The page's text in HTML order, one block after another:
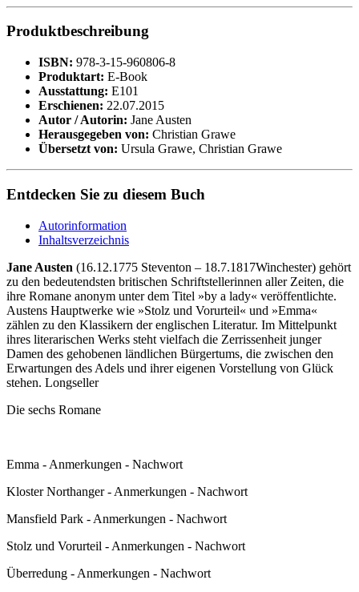
Produktbeschreibung
ISBN: 978-3-15-960806-8
Produktart: E-Book
Ausstattung: E101
Erschienen: 22.07.2015
Autor / Autorin: Jane Austen
Herausgegeben von: Christian Grawe
Übersetzt von: Ursula Grawe, Christian Grawe
Entdecken Sie zu diesem Buch
Autorinformation
Inhaltsverzeichnis
Jane Austen (16.12.1775 Steventon – 18.7.1817Winchester) gehört
zu den bedeutendsten britischen Schriftstellerinnen aller Zeiten, die
ihre Romane anonym unter dem Titel »by a lady« veröffentlichte.
Austens Hauptwerke wie »Stolz und Vorurteil« und »Emma«
zählen zu den Klassikern der englischen Literatur. Im Mittelpunkt
ihres literarischen Werks steht vielfach die Zerrissenheit junger
Damen des gehobenen ländlichen Bürgertums, die zwischen den
Erwartungen des Adels und ihrer eigenen Vorstellung von Glück
stehen. Longseller
Die sechs Romane
Emma - Anmerkungen - Nachwort
Kloster Northanger - Anmerkungen - Nachwort
Mansfield Park - Anmerkungen - Nachwort
Stolz und Vorurteil - Anmerkungen - Nachwort
Überredung - Anmerkungen - Nachwort